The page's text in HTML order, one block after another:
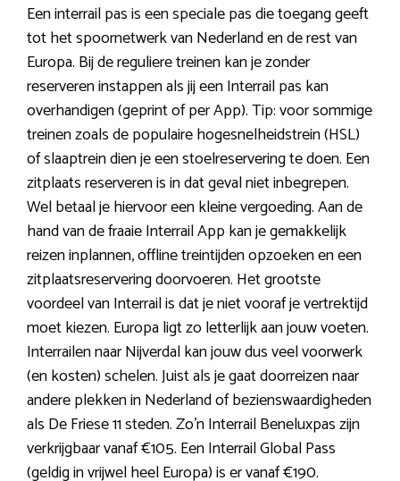
Een interrail pas is een speciale pas die toegang geeft
tot het spoornetwerk van Nederland en de rest van
Europa. Bij de reguliere treinen kan je zonder
reserveren instappen als jij een Interrail pas kan
overhandigen (geprint of per App). Tip: voor sommige
treinen zoals de populaire hogesnelheidstrein (HSL)
of slaaptrein dien je een stoelreservering te doen. Een
zitplaats reserveren is in dat geval niet inbegrepen.
Wel betaal je hiervoor een kleine vergoeding. Aan de
hand van de fraaie Interrail App kan je gemakkelijk
reizen inplannen, offline treintijden opzoeken en een
zitplaatsreservering doorvoeren. Het grootste
voordeel van Interrail is dat je niet vooraf je vertrektijd
moet kiezen. Europa ligt zo letterlijk aan jouw voeten.
Interrailen naar Nijverdal kan jouw dus veel voorwerk
(en kosten) schelen. Juist als je gaat doorreizen naar
andere plekken in Nederland of bezienswaardigheden
als De Friese 11 steden. Zo’n Interrail Beneluxpas zijn
verkrijgbaar vanaf €105. Een Interrail Global Pass
(geldig in vrijwel heel Europa) is er vanaf €190.